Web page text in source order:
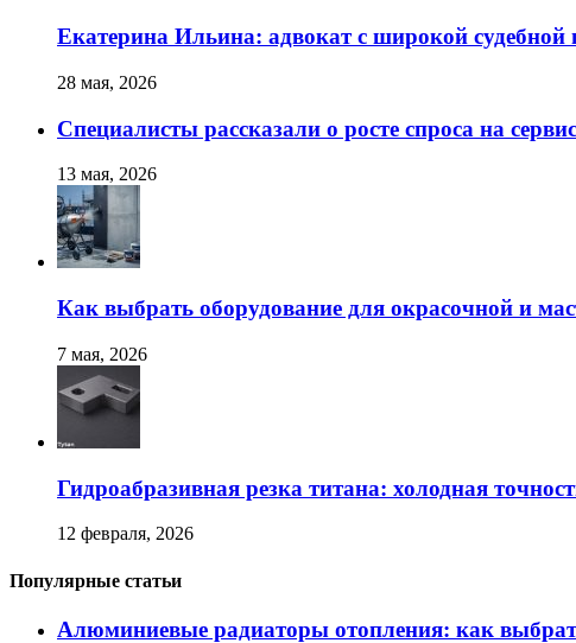
Екатерина Ильина: адвокат с широкой судебной
28 мая, 2026
Специалисты рассказали о росте спроса на
13 мая, 2026
Как выбрать оборудование для окрасочной и
7 мая, 2026
Гидроабразивная резка титана: холодная
12 февраля, 2026
Популярные статьи
Алюминиевые радиаторы отопления: как